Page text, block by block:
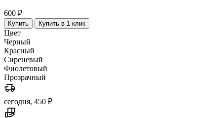
600 ₽
Купить Купить в 1 клик
Цвет
Черный
Красный
Сиреневый
Фиолетовый
Прозрачный
сегодня, 450 ₽